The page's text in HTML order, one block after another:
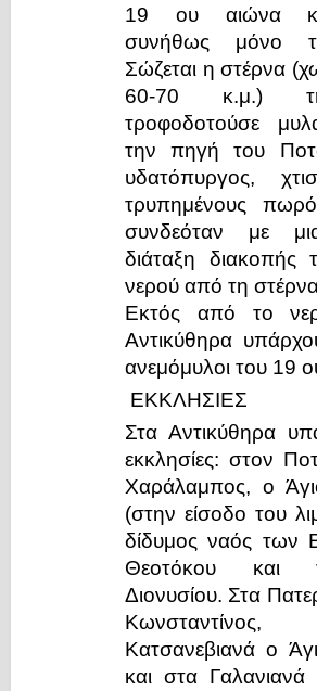
19 ου αιώνα
συνήθως μόνο
Σώζεται η στέρνα
60-70 κ.μ.)
τροφοδοτούσε
την πηγή του
υδατόπυργος,
τρυπημένους
συνδεόταν με
διάταξη διακοπής
νερού από τη
Εκτός από το
Αντικύθηρα
ανεμόμυλοι του 19
ΕΚΚΛΗΣΙΕΣ
Στα Αντικύθηρα
εκκλησίες: στον
Χαράλαμπος, ο
(στην είσοδο του
δίδυμος ναός των
Θεοτόκου και
Διονυσίου. Στα
Κατσανεβιανά ο
και στα